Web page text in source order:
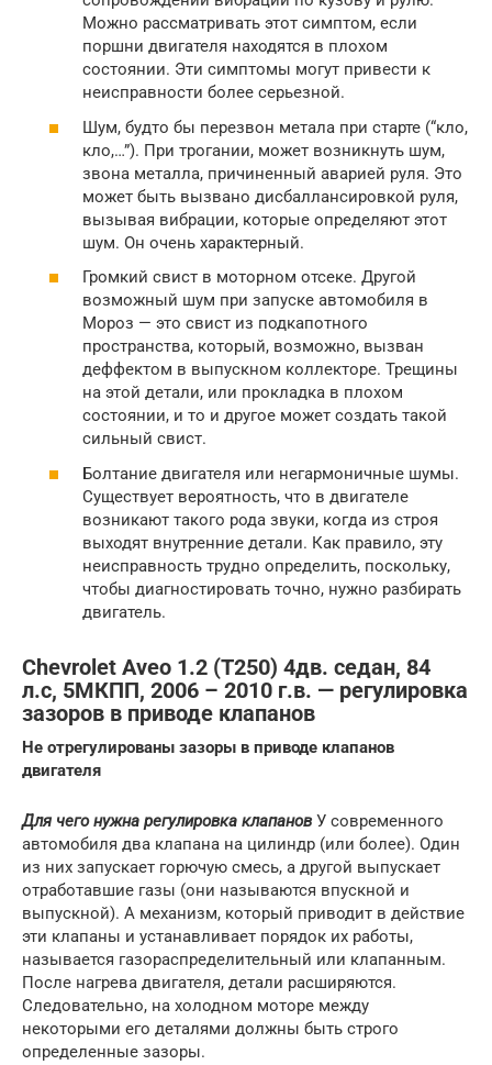
Можно рассматривать этот симптом, если
поршни двигателя находятся в плохом
состоянии. Эти симптомы могут привести к
неисправности более серьезной.
Шум, будто бы перезвон метала при старте (“кло,
кло,…”). При трогании, может возникнуть шум,
звона металла, причиненный аварией руля. Это
может быть вызвано дисбаллансировкой руля,
вызывая вибрации, которые определяют этот
шум. Он очень характерный.
Громкий свист в моторном отсеке. Другой
возможный шум при запуске автомобиля в
Мороз — это свист из подкапотного
пространства, который, возможно, вызван
деффектом в выпускном коллекторе. Трещины
на этой детали, или прокладка в плохом
состоянии, и то и другое может создать такой
сильный свист.
Болтание двигателя или негармоничные шумы.
Существует вероятность, что в двигателе
возникают такого рода звуки, когда из строя
выходят внутренние детали. Как правило, эту
неисправность трудно определить, поскольку,
чтобы диагностировать точно, нужно разбирать
двигатель.
Chevrolet Aveo 1.2 (T250) 4дв. седан, 84
л.с, 5МКПП, 2006 – 2010 г.в. — регулировка
зазоров в приводе клапанов
Не отрегулированы зазоры в приводе клапанов
двигателя
Для чего нужна регулировка клапановУ современного
автомобиля два клапана на цилиндр (или более). Один
из них запускает горючую смесь, а другой выпускает
отработавшие газы (они называются впускной и
выпускной). А механизм, который приводит в действие
эти клапаны и устанавливает порядок их работы,
называется газораспределительный или клапанным.
После нагрева двигателя, детали расширяются.
Следовательно, на холодном моторе между
некоторыми его деталями должны быть строго
определенные зазоры.